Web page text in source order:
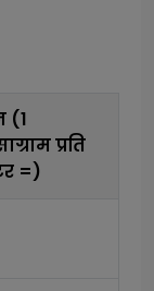
(1
प्रति
=)